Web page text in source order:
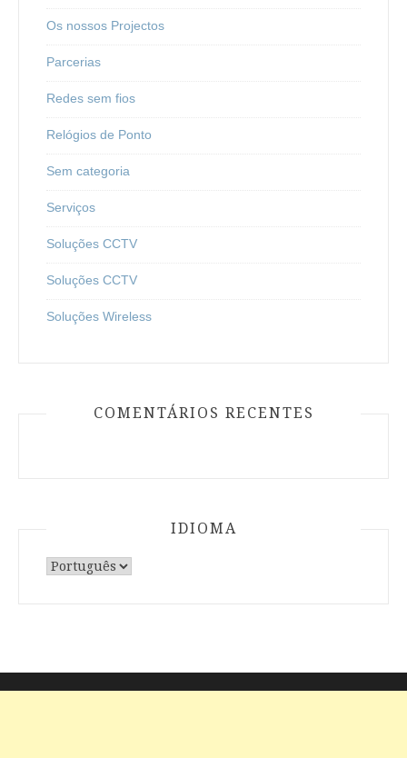
Os nossos Projectos
Parcerias
Redes sem fios
Relógios de Ponto
Sem categoria
Serviços
Soluções CCTV
Soluções CCTV
Soluções Wireless
COMENTÁRIOS RECENTES
IDIOMA
Escolha